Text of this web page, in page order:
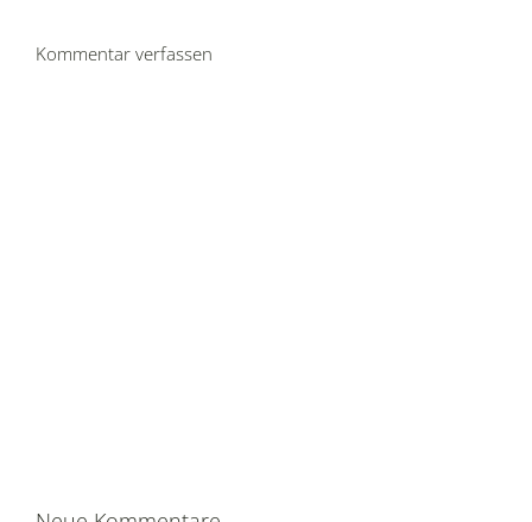
Kommentar verfassen